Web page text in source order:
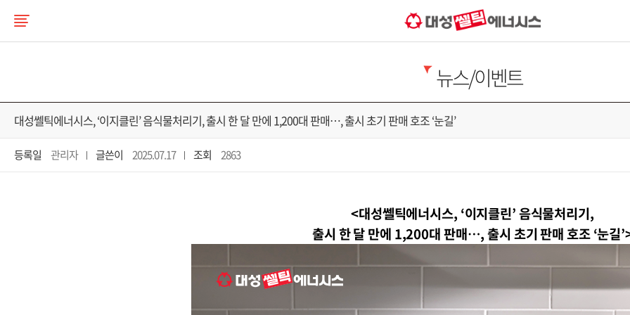
뉴스/이벤트
대성쎌틱에너시스, ‘이지클린’ 음식물처리기, 출시 한 달 만에 1,200대 판매…, 출시 초기 판매 호조 ‘눈길’
등록일 관리자 글쓴이 2025.07.17 조회 2863
<대성쎌틱에너시스, ‘이지클린’음식물처리기,
출시 한 달 만에 1,200대 판매…,출시 초기 판매 호조‘눈길